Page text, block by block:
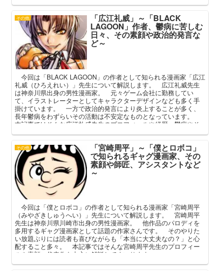
その他 「広江礼威」～「BLACK
LAGOON」作者、鬱病に苦しむ
日々、その素顔や政治的発言な
ど～
今回は「BLACK LAGOON」の作者として知られる漫画家「広江
礼威（ひろえれい）」先生について解説します。 広江礼威先生
は神奈川県出身の男性漫画家。 元々ゲーム会社に勤務してい
て、イラストレーターとしてキャラクターデザインなども多く手
掛けています。 一方で政治的発言により炎上することが多く、
長年鬱病をわずらいその活動は不安定なものとなっています。
本記事ではそんな広江礼威先生のプロフィールや経歴、鬱病やそ
その他 「宮崎周平」～「僕とロボコ」
で知られるギャグ漫画家、その
素顔や師匠、アシスタントなど
～
今回は「僕とロボコ」の作者として知られる漫画家「宮崎周平
（みやざきしゅうへい）」先生について解説します。 宮崎周平
先生は神奈川県川崎市出身の男性漫画家。 他作品のパロディを
多用するギャグ漫画家として話題の作家さんです。 そのやりた
い放題ぶりには読者も喜びながらも「本当に大丈夫なの？」と心
配すること多々。 本記事ではそんな宮崎周平先生のプロフィー
ルや素顔、代表作を中心に解説してまいります。